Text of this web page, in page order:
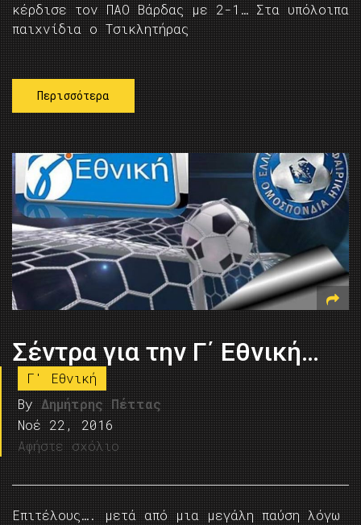
κέρδισε τον ΠΑΟ Βάρδας με 2-1… Στα υπόλοιπα
παιχνίδια ο Τσικλητήρας
Περισσότερα
Σέντρα για την Γ΄ Εθνική…
Γ' Εθνική
By Δημήτρης Πέττας
Νοέ 22, 2016
Αφήστε σχόλιο
Επιτέλους…. μετά από μια μεγάλη παύση λόγω